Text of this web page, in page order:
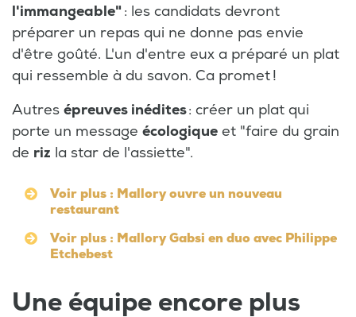
l'immangeable" : les candidats devront
préparer un repas qui ne donne pas envie
d'être goûté. L'un d'entre eux a préparé un plat
qui ressemble à du savon. Ca promet !
Autres épreuves inédites: créer un plat qui
porte un message écologique et "faire du grain
de riz la star de l'assiette".
Voir plus : Mallory ouvre un nouveau
restaurant
Voir plus : Mallory Gabsi en duo avec Philippe
Etchebest
Une équipe encore plus